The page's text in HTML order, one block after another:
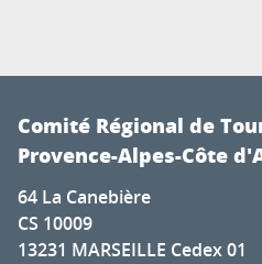
Comité Régional de
Provence-Alpes-Côte
64 La Canebière
CS 10009
13231 MARSEILLE Cedex 01